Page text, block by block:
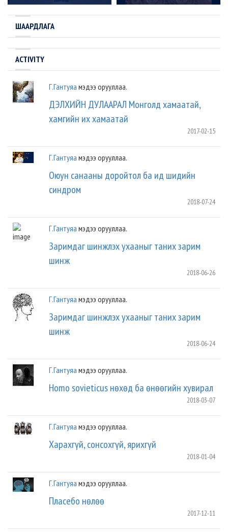
ШААРДЛАГА
ACTIVITY
Г.Гантуяа мэдээ орууллаа.
ДЭЛХИЙН ДУЛААРАЛ Монголд хамаатай,
хамгийн их хамаатай
2017-02-15
Г.Гантуяа мэдээ орууллаа.
Оюун санааны доройтол ба ид шидийн
синдром
2018-07-24
Г.Гантуяа мэдээ орууллаа.
Заримдаг шинжлэх ухааныг таних зарим
шинж
2018-06-26
Г.Гантуяа мэдээ орууллаа.
Заримдаг шинжлэх ухааныг таних зарим
шинж
2018-06-24
Г.Гантуяа мэдээ орууллаа.
Homo sovieticus нөхөд ба өнөөгийн хувирал
2018-03-07
Г.Гантуяа мэдээ орууллаа.
Харахгүй, сонсохгүй, ярихгүй
2018-01-04
Г.Гантуяа мэдээ орууллаа.
Пласебо нөлөө
2017-12-11